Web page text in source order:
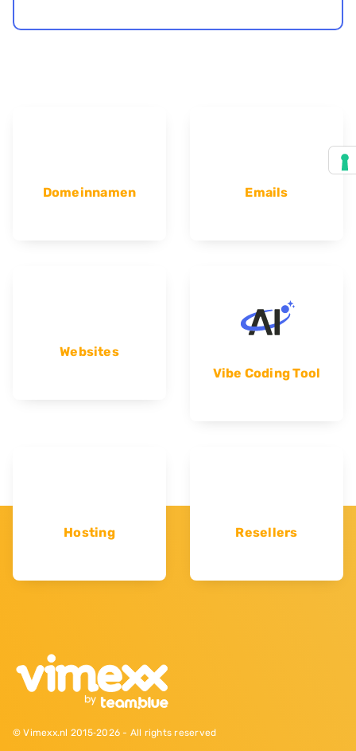
Domeinnamen Emails
Websites
Vibe Coding Tool
Hosting Resellers
© Vimexx.nl 2015‐2026 - All rights reserved